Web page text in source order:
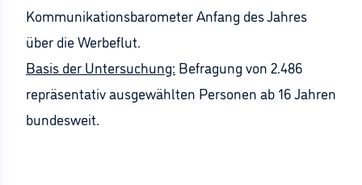
Kommunikationsbarometer Anfang des Jahres
über die Werbeflut.
Basis der Untersuchung: Befragung von 2.486
repräsentativ ausgewählten Personen ab 16 Jahren
bundesweit.